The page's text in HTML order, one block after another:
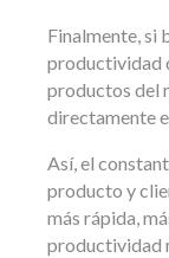
Finalmente, si
productividad
productos del
directamente
Así, el
producto y
más rápida,
productividad